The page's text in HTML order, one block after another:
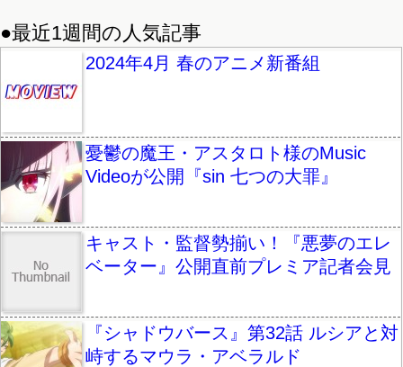
●最近1週間の人気記事
2024年4月 春のアニメ新番組
憂鬱の魔王・アスタロト様のMusic
Videoが公開『sin 七つの大罪』
キャスト・監督勢揃い！『悪夢のエレ
ベーター』公開直前プレミア記者会見
『シャドウバース』第32話 ルシアと対
峙するマウラ・アベラルド